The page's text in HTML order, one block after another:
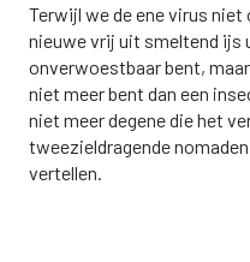
Terwijl we de ene virus
nieuwe vrij uit smeltend ijs
onverwoestbaar bent,
niet meer bent dan een
niet meer degene die het
tweezieldragende
vertellen.